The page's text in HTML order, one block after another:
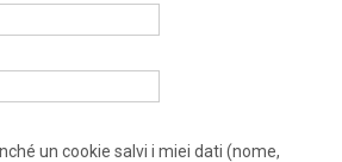
un cookie salvi i miei dati (nome,